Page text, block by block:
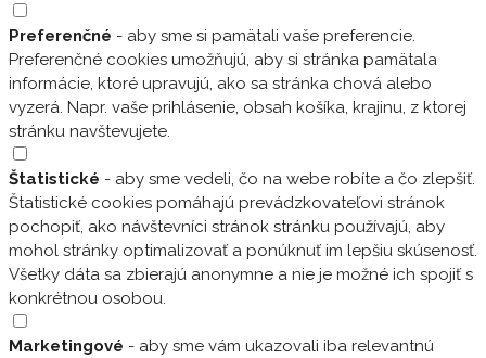
Preferenčné - aby sme si pamätali vaše preferencie.
Preferenčné cookies umožňujú, aby si stránka pamätala
informácie, ktoré upravujú, ako sa stránka chová alebo
vyzerá. Napr. vaše prihlásenie, obsah košíka, krajinu, z ktorej
stránku navštevujete.
Štatistické - aby sme vedeli, čo na webe robíte a čo zlepšiť.
Štatistické cookies pomáhajú prevádzkovateľovi stránok
pochopiť, ako návštevníci stránok stránku používajú, aby
mohol stránky optimalizovať a ponúknuť im lepšiu skúsenosť.
Všetky dáta sa zbierajú anonymne a nie je možné ich spojiť s
konkrétnou osobou.
Marketingové - aby sme vám ukazovali iba relevantnú